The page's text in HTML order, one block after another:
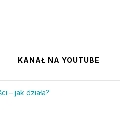
KANAŁ NA YOUTUBE
– jak działa?